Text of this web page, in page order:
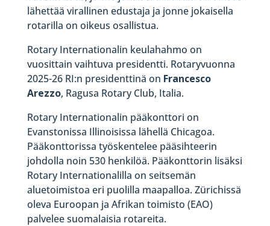
lähettää virallinen edustaja ja jonne jokaisella
rotarilla on oikeus osallistua.
Rotary Internationalin keulahahmo on
vuosittain vaihtuva presidentti. Rotaryvuonna
2025-26 RI:n presidenttinä on Francesco
Arezzo, Ragusa Rotary Club, Italia.
Rotary Internationalin pääkonttori on
Evanstonissa Illinoisissa lähellä Chicagoa.
Pääkonttorissa työskentelee pääsihteerin
johdolla noin 530 henkilöä. Pääkonttorin lisäksi
Rotary Internationalilla on seitsemän
aluetoimistoa eri puolilla maapalloa. Zürichissä
oleva Euroopan ja Afrikan toimisto (EAO)
palvelee suomalaisia rotareita.